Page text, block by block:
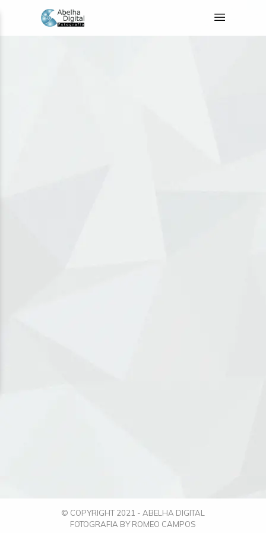
© COPYRIGHT 2021 - ABELHA DIGITAL
FOTOGRAFIA BY ROMEO CAMPOS